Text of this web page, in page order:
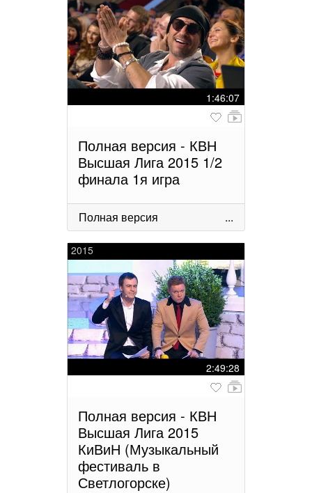
1:46:07
Полная версия - КВН
Высшая Лига 2015 1/2
финала 1я игра
Полная версия ...
2015
2:49:28
Полная версия - КВН
Высшая Лига 2015
КиВиН (Музыкальный
фестиваль в
Светлогорске)